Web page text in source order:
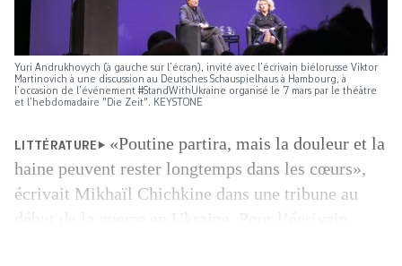
Yuri Andrukhovych (à gauche sur l’écran), invité avec l’écrivain biélorusse Viktor
Martinovich à une discussion au Deutsches Schauspielhaus à Hambourg, à
l’occasion de l’événement #StandWithUkraine organisé le 7 mars par le théâtre
et l’hebdomadaire "Die Zeit". KEYSTONE
LITTÉRATURE
«Poutine partira, mais la douleur et la
haine peuvent rester longtemps dans les cœurs»,
écrivait Mikhaïl Chichkine dans une tribune au